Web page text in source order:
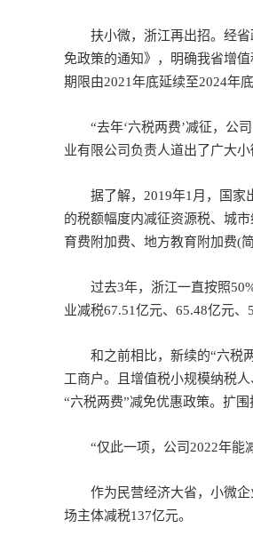
扶小微，浙江再出招。经省
免政策的通知》，明确我省增
期限由2021年底延续至2024年底
“去年‘六税两费’减征，公司
业有限公司负责人道出了广大小
据了解，2019年1月，国家出
的税额幅度内减征资源税、城
育费附加费、地方教育附加费(
过去3年，浙江一直按照50%
业减税67.51亿元、65.48亿元
和之前相比，新续的“六税两
工商户。且增值税小规模纳税
“六税两费”减免优惠政策。扩
“仅此一项，公司2022年能减
作为民营经济大省，小微企
场主体减税137亿元。